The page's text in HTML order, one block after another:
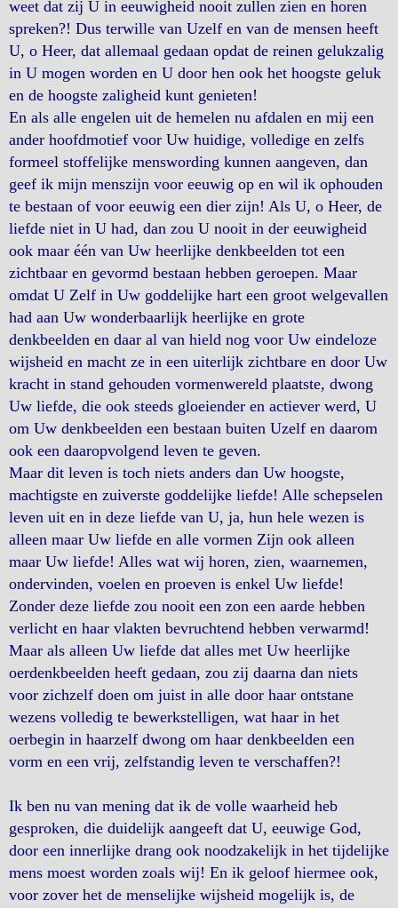
weet dat zij U in eeuwigheid nooit zullen zien en horen
spreken?! Dus terwille van Uzelf en van de mensen heeft
U, o Heer, dat allemaal gedaan opdat de reinen gelukzalig
in U mogen worden en U door hen ook het hoogste geluk
en de hoogste zaligheid kunt genieten!
En als alle engelen uit de hemelen nu afdalen en mij een
ander hoofdmotief voor Uw huidige, volledige en zelfs
formeel stoffelijke menswording kunnen aangeven, dan
geef ik mijn menszijn voor eeuwig op en wil ik ophouden
te bestaan of voor eeuwig een dier zijn! Als U, o Heer, de
liefde niet in U had, dan zou U nooit in der eeuwigheid
ook maar één van Uw heerlijke denkbeelden tot een
zichtbaar en gevormd bestaan hebben geroepen. Maar
omdat U Zelf in Uw goddelijke hart een groot welgevallen
had aan Uw wonderbaarlijk heerlijke en grote
denkbeelden en daar al van hield nog voor Uw eindeloze
wijsheid en macht ze in een uiterlijk zichtbare en door Uw
kracht in stand gehouden vormenwereld plaatste, dwong
Uw liefde, die ook steeds gloeiender en actiever werd, U
om Uw denkbeelden een bestaan buiten Uzelf en daarom
ook een daaropvolgend leven te geven.
Maar dit leven is toch niets anders dan Uw hoogste,
machtigste en zuiverste goddelijke liefde! Alle schepselen
leven uit en in deze liefde van U, ja, hun hele wezen is
alleen maar Uw liefde en alle vormen Zijn ook alleen
maar Uw liefde! Alles wat wij horen, zien, waarnemen,
ondervinden, voelen en proeven is enkel Uw liefde!
Zonder deze liefde zou nooit een zon een aarde hebben
verlicht en haar vlakten bevruchtend hebben verwarmd!
Maar als alleen Uw liefde dat alles met Uw heerlijke
oerdenkbeelden heeft gedaan, zou zij daarna dan niets
voor zichzelf doen om juist in alle door haar ontstane
wezens volledig te bewerkstelligen, wat haar in het
oerbegin in haarzelf dwong om haar denkbeelden een
vorm en een vrij, zelfstandig leven te verschaffen?!
Ik ben nu van mening dat ik de volle waarheid heb
gesproken, die duidelijk aangeeft dat U, eeuwige God,
door een innerlijke drang ook noodzakelijk in het tijdelijke
mens moest worden zoals wij! En ik geloof hiermee ook,
voor zover het de menselijke wijsheid mogelijk is, de